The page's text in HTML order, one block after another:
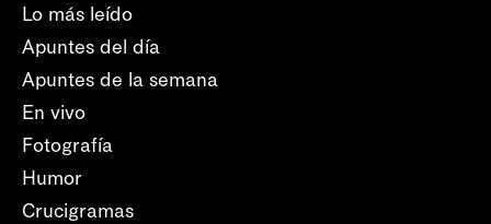
Lo más leído
Apuntes del día
Apuntes de la semana
En vivo
Fotografía
Humor
Crucigramas